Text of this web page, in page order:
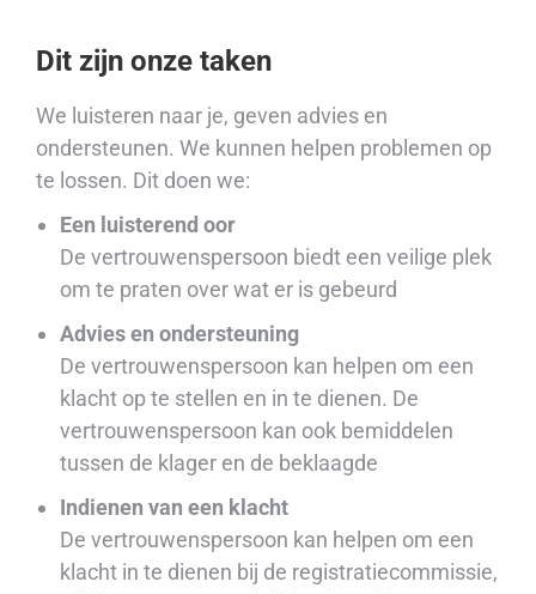
Dit zijn onze taken
We luisteren naar je, geven advies en
ondersteunen. We kunnen helpen problemen op
te lossen. Dit doen we:
Een luisterend oor
De vertrouwenspersoon biedt een veilige plek
om te praten over wat er is gebeurd
Advies en ondersteuning
De vertrouwenspersoon kan helpen om een
klacht op te stellen en in te dienen. De
vertrouwenspersoon kan ook bemiddelen
tussen de klager en de beklaagde
Indienen van een klacht
De vertrouwenspersoon kan helpen om een
klacht in te dienen bij de registratiecommissie,